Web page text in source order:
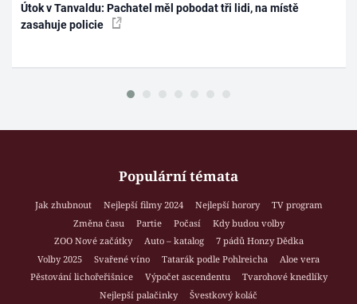
Útok v Tanvaldu: Pachatel měl pobodat tři lidi, na místě
zasahuje policie
Populární témata
Jak zhubnout Nejlepší filmy 2024 Nejlepší horory
TV program
Změna času
Partie Počasí
Kdy budou volby
ZOO Nové začátky
Auto – katalog
7 pádů Honzy Dědka
Volby 2025
Svařené víno Tatarák podle Pohlreicha
Aloe vera
Pěstování lichořeřišnice
Výpočet ascendentu
Tvarohové knedlíky
Nejlepší palačinky
Švestkový koláč